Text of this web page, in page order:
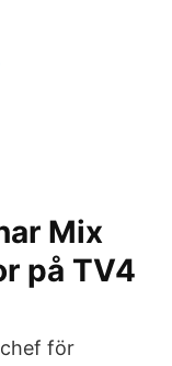
Mix
på TV4
för